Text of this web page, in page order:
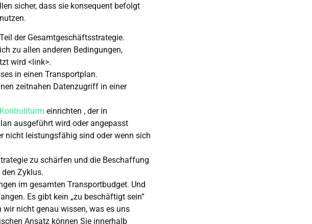
sicher, dass sie konsequent befolgt
der Gesamtgeschäftsstrategie.
zu allen anderen Bedingungen,
wird <link>.
in einen Transportplan.
zeitnahen Datenzugriff in einer
Kontrollturm einrichten , der in
ausgeführt wird oder angepasst
nicht leistungsfähig sind oder wenn sich
zu schärfen und die Beschaffung
Zyklus.
im gesamten Transportbudget. Und
Es gibt kein „zu beschäftigt sein“
wir nicht genau wissen, was es uns
Ansatz können Sie innerhalb